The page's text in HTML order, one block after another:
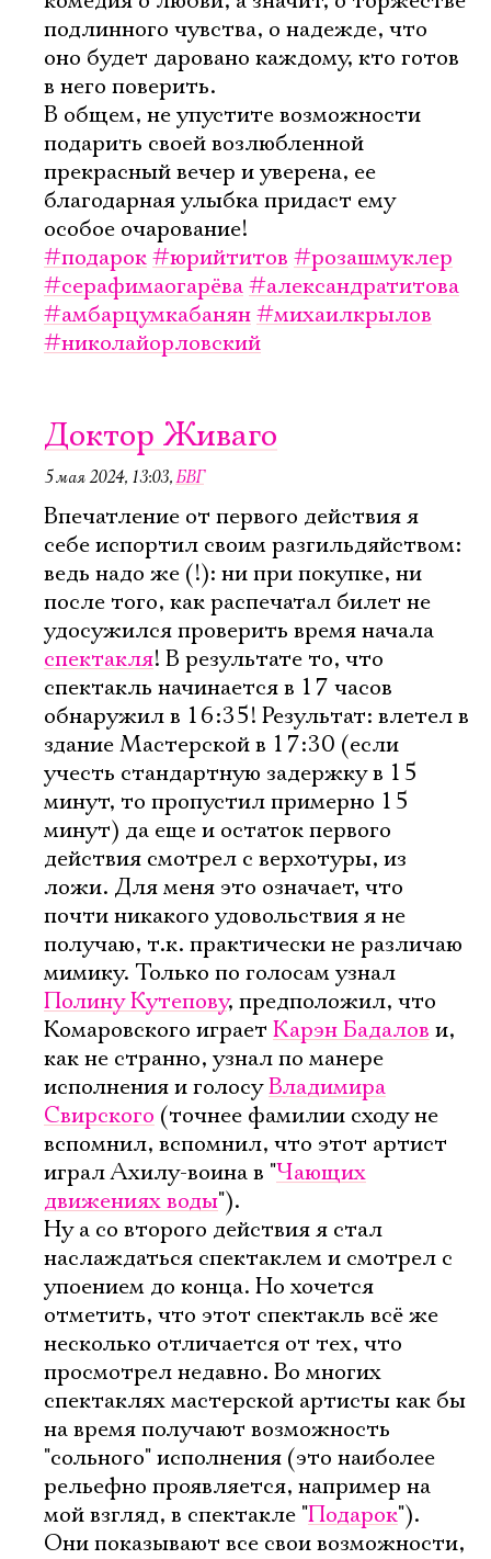
подлинного чувства, о надежде, что
оно будет даровано каждому, кто готов
в него поверить.
В общем, не упустите возможности
подарить своей возлюбленной
прекрасный вечер и уверена, ее
благодарная улыбка придаст ему
особое очарование!
#подарок#юрийтитов #розашмуклер
#серафимаогарёва#александратитова
#амбарцумкабанян#михаилкрылов
#николайорловский
Доктор Живаго
5 мая 2024, 13:03,БВГ
Впечатление от первого действия я
себе испортил своим разгильдяйством:
ведь надо же (!): ни при покупке, ни
после того, как распечатал билет не
удосужился проверить время начала
спектакля! В результате то, что
спектакль начинается в 17 часов
обнаружил в 16:35! Результат: влетел в
здание Мастерской в 17:30 (если
учесть стандартную задержку в 15
минут, то пропустил примерно 15
минут) да еще и остаток первого
действия смотрел с верхотуры, из
ложи. Для меня это означает, что
почти никакого удовольствия я не
получаю, т.к. практически не различаю
мимику. Только по голосам узнал
Полину Кутепову, предположил, что
Комаровского играет Карэн Бадалов и,
как не странно, узнал по манере
исполнения и голосуВладимира
Свирского (точнее фамилии сходу не
вспомнил, вспомнил, что этот артист
играл Ахилу-воина в "Чающих
движениях воды").
Ну а со второго действия я стал
наслаждаться спектаклем и смотрел с
упоением до конца. Но хочется
отметить, что этот спектакль всё же
несколько отличается от тех, что
просмотрел недавно. Во многих
спектаклях мастерской артисты как бы
на время получают возможность
"сольного" исполнения (это наиболее
рельефно проявляется, например на
мой взгляд, в спектакле "Подарок").
Они показывают все свои возможности,